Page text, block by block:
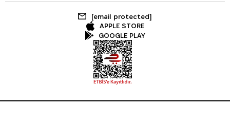
[email protected]
APPLE STORE
GOOGLE PLAY